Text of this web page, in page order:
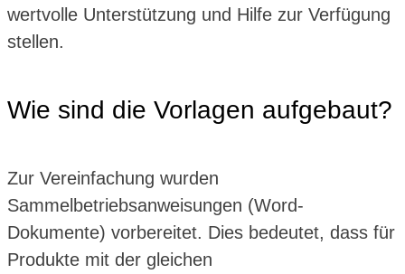
wertvolle Unterstützung und Hilfe zur Verfügung
stellen.
Wie sind die Vorlagen aufgebaut?
Zur Vereinfachung wurden
Sammelbetriebsanweisungen (Word-
Dokumente) vorbereitet. Dies bedeutet, dass für
Produkte mit der gleichen